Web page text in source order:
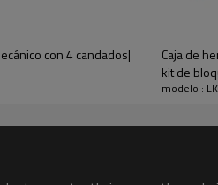
con 4 candados|
Caja de
kit de
modelo :